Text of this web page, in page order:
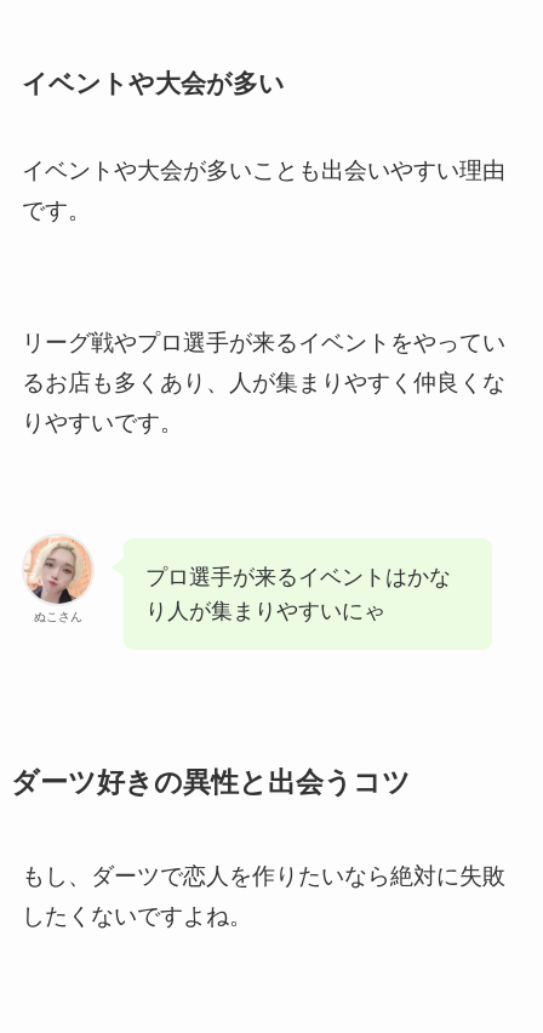
イベントや大会が多い
イベントや大会が多いことも出会いやすい理由
です。
リーグ戦やプロ選手が来るイベントをやってい
るお店も多くあり、人が集まりやすく仲良くな
りやすいです。
ぬこさん
プロ選手が来るイベントはかな
り人が集まりやすいにゃ
ダーツ好きの異性と出会うコツ
もし、ダーツで恋人を作りたいなら絶対に失敗
したくないですよね。